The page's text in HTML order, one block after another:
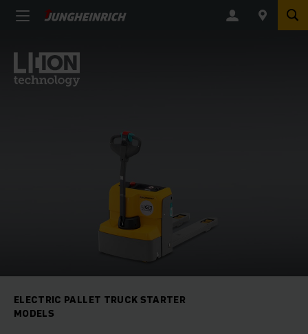
ELECTRIC PALLET TRUCK STARTER
MODELS